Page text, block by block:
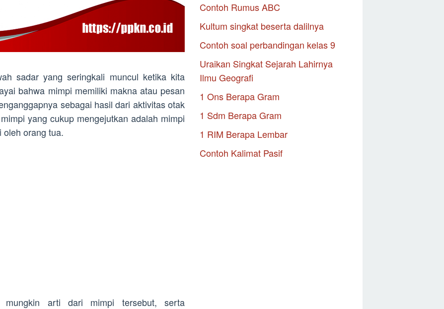
sadar yang seringkali muncul ketika kita
bahwa mimpi memiliki makna atau pesan
sebagai hasil dari aktivitas otak
yang cukup mengejutkan adalah mimpi
oleh orang tua.
mungkin arti dari mimpi tersebut, serta
Contoh Rumus ABC
Kultum singkat beserta dalilnya
Contoh soal perbandingan kelas 9
Uraikan Singkat Sejarah Lahirnya
Ilmu Geografi
1 Ons Berapa Gram
1 Sdm Berapa Gram
1 RIM Berapa Lembar
Contoh Kalimat Pasif